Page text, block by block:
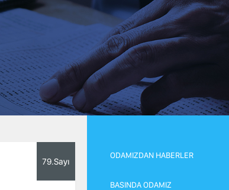
ODAMIZDAN HABERLER
BASINDA ODAMIZ
79.Sayı